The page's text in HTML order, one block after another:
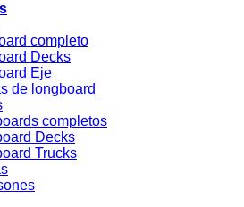
completo
Decks
Eje
de longboard
completos
Decks
Trucks